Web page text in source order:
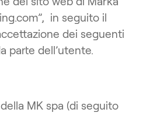
in seguito il
dei seguenti
parte dell’utente.
MK spa (di seguito